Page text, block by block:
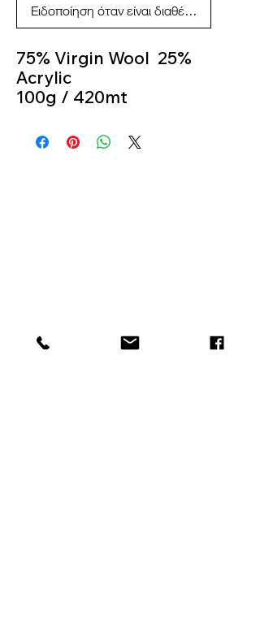
Ειδοποίηση όταν είναι διαθέσιμο
75% Virgin Wool 25%
Acrylic
100g / 420mt
3m
Colour 2